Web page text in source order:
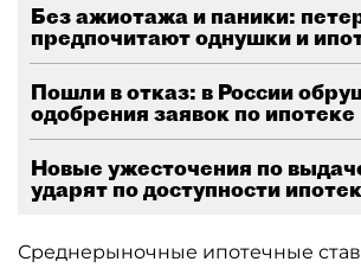
Без ажиотажа и паники:
предпочитают однушки и
Пошли в отказ: в России
одобрения заявок по ипотеке
Новые ужесточения по
ударят по доступности
Среднерыночные ипотечные